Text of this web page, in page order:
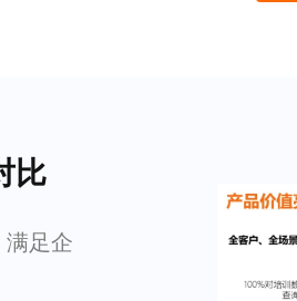
比
满足企